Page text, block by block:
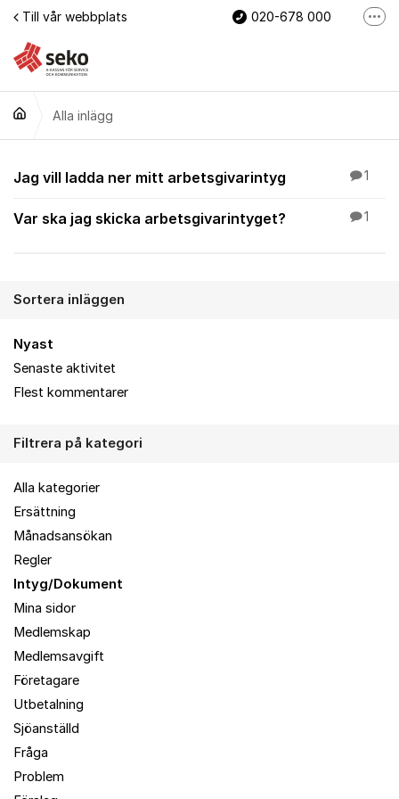
Hoppa till innehåll
Till vår webbplats 020-678 000
Alla inlägg
Alla inlägg
Jag vill ladda ner mitt arbetsgivarintyg 1
Var ska jag skicka arbetsgivarintyget? 1
Sortera inläggen
Nyast
Senaste aktivitet
Flest kommentarer
Filtrera på kategori
Alla kategorier
Ersättning
Månadsansökan
Regler
Intyg/Dokument
Mina sidor
Medlemskap
Medlemsavgift
Företagare
Utbetalning
Sjöanställd
Fråga
Problem